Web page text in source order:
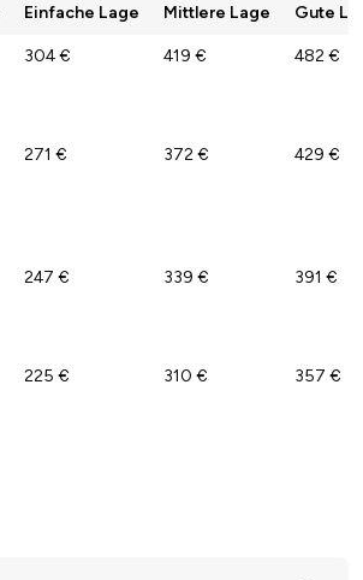
Einfache Lage Mittlere Lage Gute
304 € 419 € 482 €
271 € 372 € 429 €
247 € 339 € 391 €
225 € 310 € 357 €